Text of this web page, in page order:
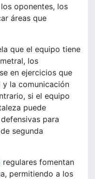
oponentes, los
áreas que
que el equipo tiene
los
en ejercicios que
y la comunicación
si el equipo
puede
para
segunda
regulares fomentan
permitiendo a los